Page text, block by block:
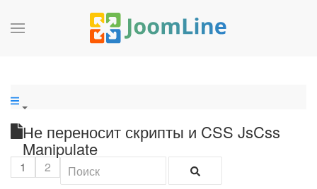
Не переносит скрипты и CSS JsCss
Manipulate
1 2